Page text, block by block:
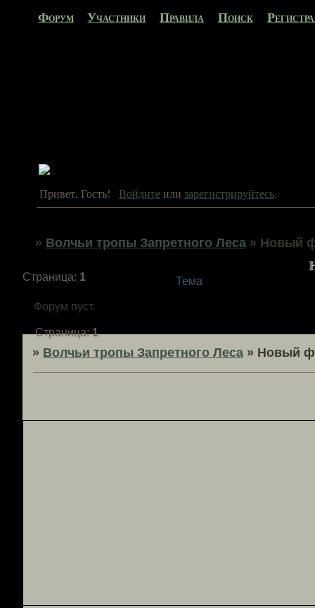
Форум Участники Правила Поиск
Привет, Гость! Войдитеили зарегистрируйтесь.
» Волчьи тропы Запретного Леса » Новый
Страница: 1 Тема
Форум пуст.
Страница:1
» Волчьи тропы Запретного Леса » Новый